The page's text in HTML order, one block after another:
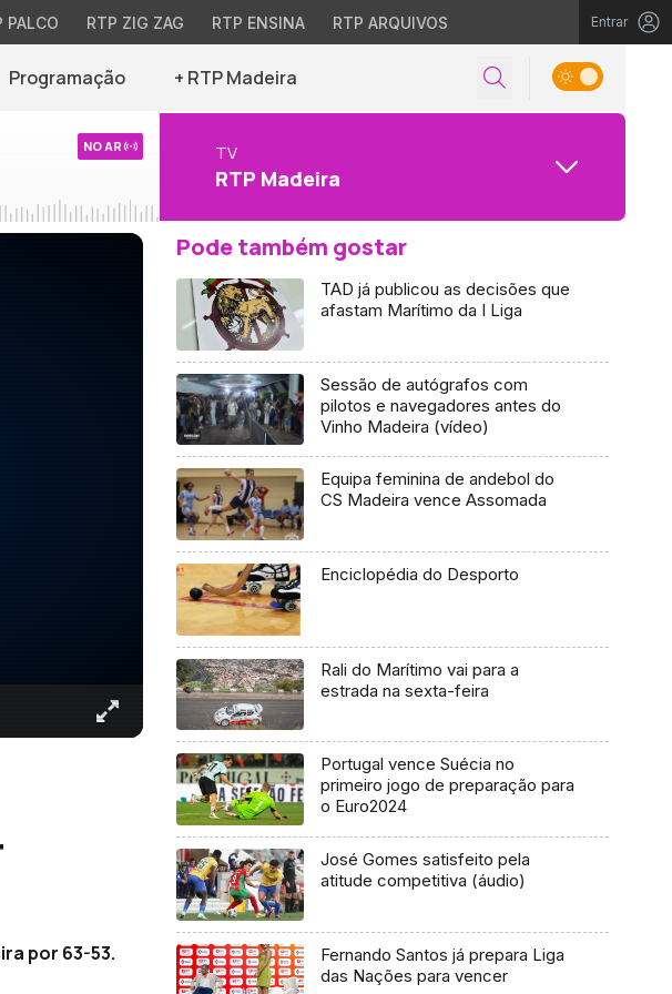
PALCO RTP ZIG ZAG RTP ENSINA RTP ARQUIVOS Entrar
Programação + RTP Madeira
NO AR TV
RTP Madeira
por 63-53.
Pode também gostar
TAD já publicou as decisões que
afastam Marítimo da I Liga
Sessão de autógrafos com
pilotos e navegadores antes do
Vinho Madeira (vídeo)
Equipa feminina de andebol do
CS Madeira vence Assomada
Enciclopédia do Desporto
Rali do Marítimo vai para a
estrada na sexta-feira
Portugal vence Suécia no
primeiro jogo de preparação para
o Euro2024
José Gomes satisfeito pela
atitude competitiva (áudio)
Fernando Santos já prepara Liga
das Nações para vencer